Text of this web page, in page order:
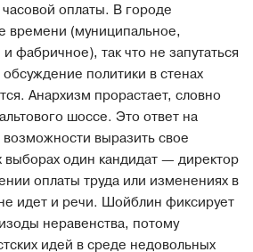
оплаты. В городе
времени (муниципальное,
фабричное), так что не запутаться
политики в стенах
Анархизм прорастает, словно
шоссе. Это ответ на
возможности выразить свое
один кандидат — директор
оплаты труда или изменениях в
идет и речи. Шойблин фиксирует
неравенства, потому
идей в среде недовольных